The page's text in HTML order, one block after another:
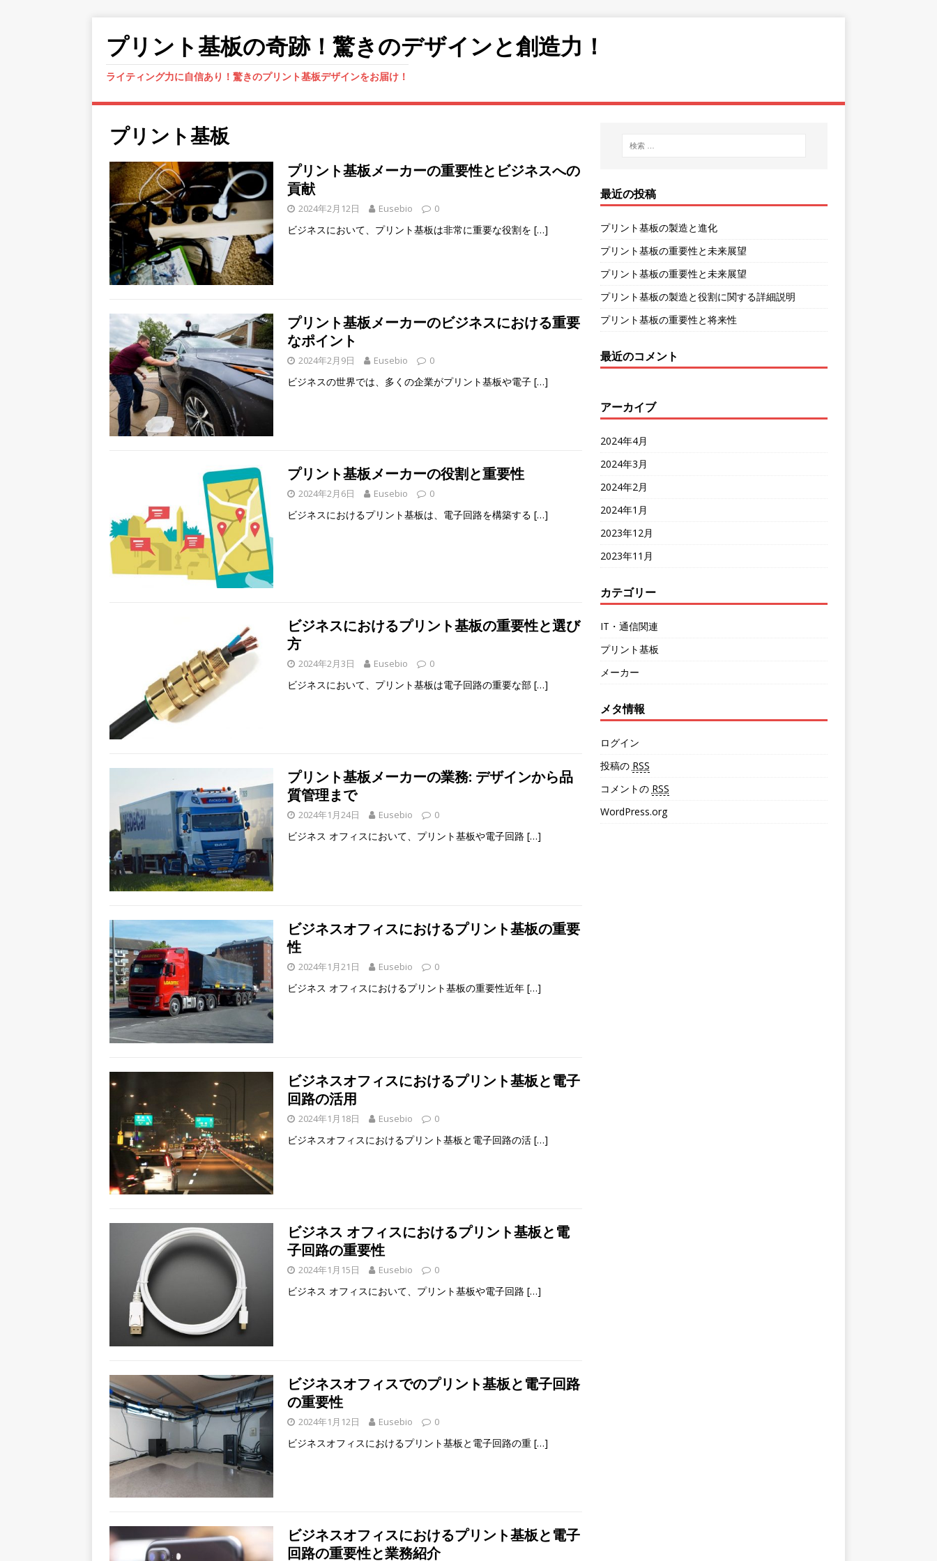
プリント基板の奇跡！驚きのデザインと創造力！
ライティング力に自信あり！驚きのプリント基板デザインをお届け！
プリント基板
プリント基板メーカーの重要性とビジネスへの
貢献
2024年2月12日 Eusebio 0
ビジネスにおいて、プリント基板は非常に重要な役割を […]
プリント基板メーカーのビジネスにおける重要
なポイント
2024年2月9日 Eusebio 0
ビジネスの世界では、多くの企業がプリント基板や電子 […]
プリント基板メーカーの役割と重要性
2024年2月6日 Eusebio 0
ビジネスにおけるプリント基板は、電子回路を構築する […]
ビジネスにおけるプリント基板の重要性と選び
方
2024年2月3日 Eusebio 0
ビジネスにおいて、プリント基板は電子回路の重要な部 […]
プリント基板メーカーの業務: デザインから品
質管理まで
2024年1月24日 Eusebio 0
ビジネス オフィスにおいて、プリント基板や電子回路 […]
ビジネスオフィスにおけるプリント基板の重要
性
2024年1月21日 Eusebio 0
ビジネス オフィスにおけるプリント基板の重要性近年 […]
ビジネスオフィスにおけるプリント基板と電子
回路の活用
2024年1月18日 Eusebio 0
ビジネスオフィスにおけるプリント基板と電子回路の活 […]
ビジネス オフィスにおけるプリント基板と電
子回路の重要性
2024年1月15日 Eusebio 0
ビジネス オフィスにおいて、プリント基板や電子回路 […]
ビジネスオフィスでのプリント基板と電子回路
の重要性
2024年1月12日 Eusebio 0
ビジネスオフィスにおけるプリント基板と電子回路の重 […]
ビジネスオフィスにおけるプリント基板と電子
回路の重要性と業務紹介
最近の投稿
プリント基板の製造と進化
プリント基板の重要性と未来展望
プリント基板の重要性と未来展望
プリント基板の製造と役割に関する詳細説明
プリント基板の重要性と将来性
最近のコメント
アーカイブ
2024年4月
2024年3月
2024年2月
2024年1月
2023年12月
2023年11月
カテゴリー
IT・通信関連
プリント基板
メーカー
メタ情報
ログイン
投稿の RSS
コメントの RSS
WordPress.org